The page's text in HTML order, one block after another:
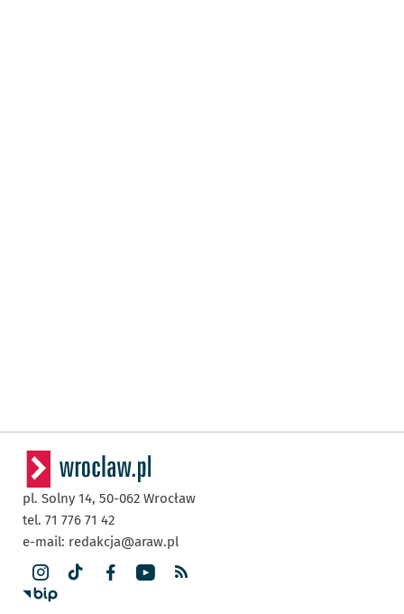
pl. Solny 14, 50-062 Wrocław
tel. 71 776 71 42
e-mail: redakcja@araw.pl